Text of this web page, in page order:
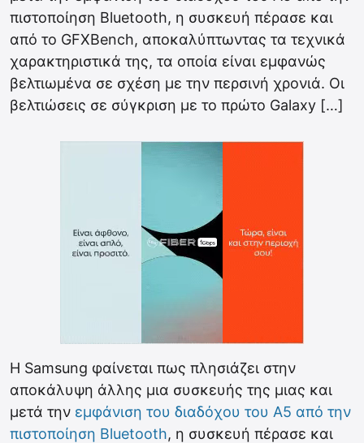
πιστοποίηση Bluetooth, η συσκευή πέρασε και
από το GFXBench, αποκαλύπτωντας τα τεχνικά
χαρακτηριστικά της, τα οποία είναι εμφανώς
βελτιωμένα σε σχέση με την περσινή χρονιά. Οι
βελτιώσεις σε σύγκριση με το πρώτο Galaxy […]
Η Samsung φαίνεται πως πλησιάζει στην
αποκάλυψη άλλης μια συσκευής της μιας και
μετά την εμφάνιση του διαδόχου του Α5 από την
πιστοποίηση Bluetooth, η συσκευή πέρασε και